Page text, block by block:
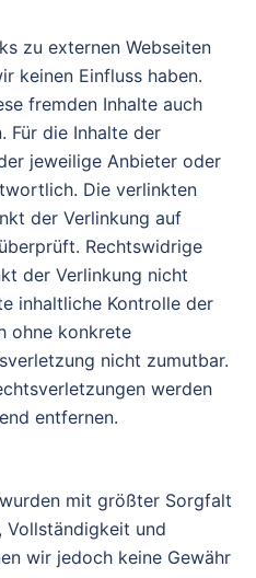
zu externen Webseiten
keinen Einfluss haben.
fremden Inhalte auch
Für die Inhalte der
jeweilige Anbieter oder
Die verlinkten
der Verlinkung auf
Rechtswidrige
der Verlinkung nicht
inhaltliche Kontrolle der
ohne konkrete
nicht zumutbar.
werden
entfernen.
mit größter Sorgfalt
Vollständigkeit und
wir jedoch keine Gewähr